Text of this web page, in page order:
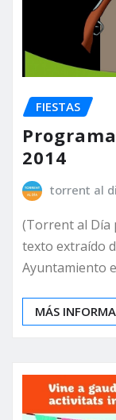
FIESTAS
2014
torrent al
(Torrent al Día
texto extraído
Ayuntamiento
MÁS